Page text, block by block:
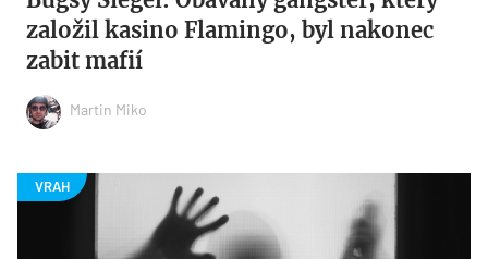
založil kasino Flamingo, byl nakonec
zabit mafií
Martin Miko